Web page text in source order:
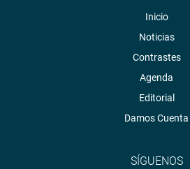
Inicio
Noticias
Contrastes
Agenda
Editorial
Damos Cuenta
SÍGUENOS